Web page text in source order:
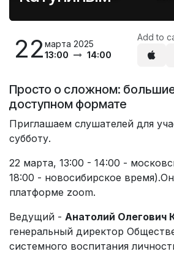
22марта 2025
13:00
14:00
Add to
Просто о сложном:
доступном формате
Приглашаем слушателей для
субботу.
22 марта, 13:00 - 14:00 -
18:00 - новосибирское
платформе zoom.
Ведущий - Анатолий Олегович
генеральный директор
системного воспитания